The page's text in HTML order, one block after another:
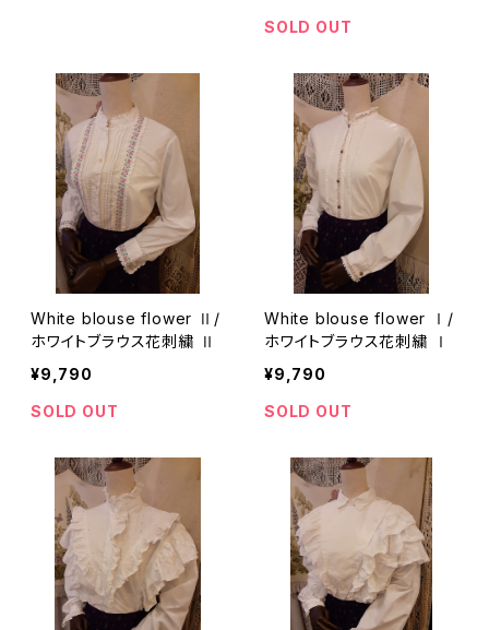
SOLD OUT
White blouse flower Ⅱ/
ホワイトブラウス花刺繍 Ⅱ
¥9,790
SOLD OUT
White blouse flower Ⅰ/
ホワイトブラウス花刺繍 Ⅰ
¥9,790
SOLD OUT